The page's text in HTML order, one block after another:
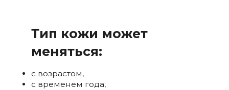
Тип кожи может
меняться:
с возрастом,
с временем года,